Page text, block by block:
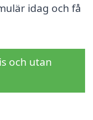
idag och få
och utan